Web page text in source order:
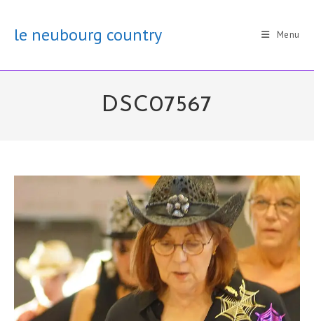
contentle neubourg country Menu
DSC07567